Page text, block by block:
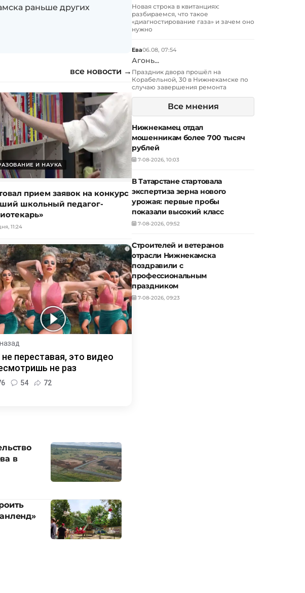
раньше других
все новости →
И НАУКА
прием заявок на конкурс
школьный педагог-
11:24
i
переставая, это видео
не раз
54 72
в
Новая строка в квитанциях:
разбираемся, что такое
«диагностирование газа» и зачем оно
нужно
Ева06.08, 07:54
Агонь...
Праздник двора прошёл на
Корабельной, 30 в Нижнекамске по
случаю завершения ремонта
Все мнения
Нижнекамец отдал
мошенникам более 700 тысяч
рублей
7-08-2026, 10:03
В Татарстане стартовала
экспертиза зерна нового
урожая: первые пробы
показали высокий класс
7-08-2026, 09:52
Строителей и ветеранов
отрасли Нижнекамска
поздравили с
профессиональным
праздником
7-08-2026, 09:23